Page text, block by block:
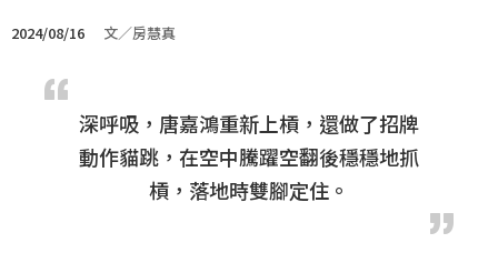
2024/08/16 文／房慧真
深呼吸，唐嘉鴻重新上槓，還做了招牌
動作貓跳，在空中騰躍空翻後穩穩地抓
槓，落地時雙腳定住。